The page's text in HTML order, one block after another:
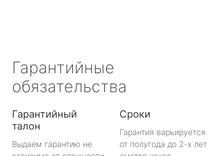
Гарантийные
обязательства
Гарантийный
талон
Выдаем гарантию не
Сроки
Гарантия варьируется
от полугода до 2-х лет